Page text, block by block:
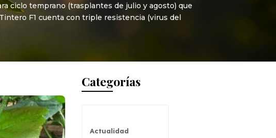
ciclo temprano (trasplantes de julio y agosto) que
F1 cuenta con triple resistencia (virus del
Categorías
Actualidad